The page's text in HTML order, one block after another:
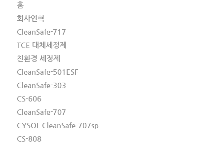
홈
회사연혁
CleanSafe-717
TCE 대체세정제
친환경 세정제
CleanSafe-501ESF
CleanSafe-303
CS-606
CleanSafe-707
CYSOL CleanSafe-707sp
CS-808